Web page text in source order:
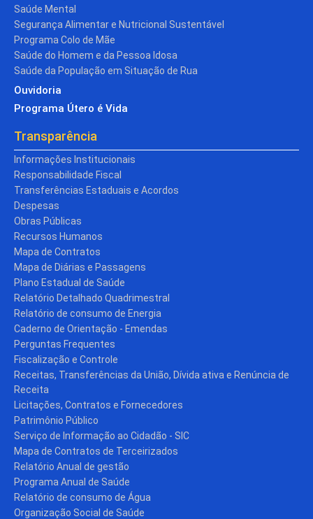
Saúde Mental
Segurança Alimentar e Nutricional Sustentável
Programa Colo de Mãe
Saúde do Homem e da Pessoa Idosa
Saúde da População em Situação de Rua
Ouvidoria
Programa Útero é Vida
Transparência
Informações Institucionais
Responsabilidade Fiscal
Transferências Estaduais e Acordos
Despesas
Obras Públicas
Recursos Humanos
Mapa de Contratos
Mapa de Diárias e Passagens
Plano Estadual de Saúde
Relatório Detalhado Quadrimestral
Relatório de consumo de Energia
Caderno de Orientação - Emendas
Perguntas Frequentes
Fiscalização e Controle
Receitas, Transferências da União, Dívida ativa e Renúncia de
Receita
Licitações, Contratos e Fornecedores
Patrimônio Público
Serviço de Informação ao Cidadão - SIC
Mapa de Contratos de Terceirizados
Relatório Anual de gestão
Programa Anual de Saúde
Relatório de consumo de Água
Organização Social de Saúde